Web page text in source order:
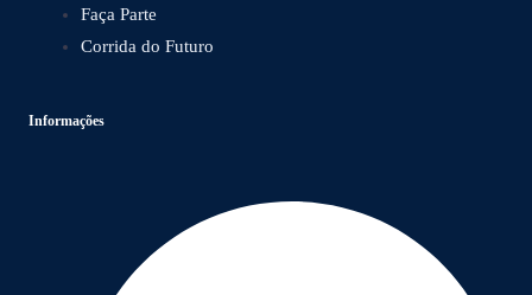
Faça Parte
Corrida do Futuro
Informações